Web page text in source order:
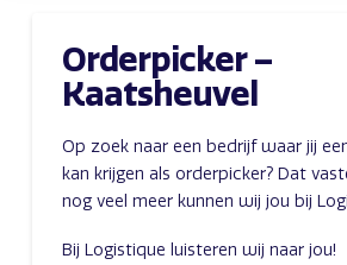
Orderpicker –
Kaatsheuvel
Op zoek naar een bedrijf waar jij
kan krijgen als orderpicker? Dat
nog veel meer kunnen wij jou bij
Bij Logistique luisteren wij naar jou!